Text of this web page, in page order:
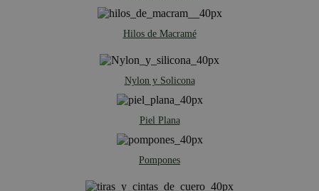
Hilos de Macramé
Nylon y Solicona
Piel Plana
Pompones